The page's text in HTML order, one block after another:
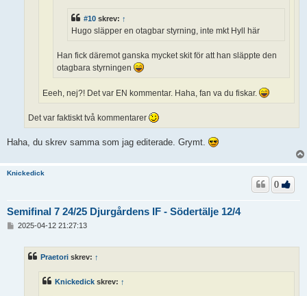
#10 skrev: ↑
Hugo släpper en otagbar styrning, inte mkt Hyll här
Han fick däremot ganska mycket skit för att han släppte den
otagbara styrningen
Eeeh, nej?! Det var EN kommentar. Haha, fan va du fiskar.
Det var faktiskt två kommentarer
Haha, du skrev samma som jag editerade. Grymt.
Knickedick
Semifinal 7 24/25 Djurgårdens IF - Södertälje 12/4
0
2025-04-12 21:27:13
Praetori skrev: ↑
Knickedick skrev: ↑